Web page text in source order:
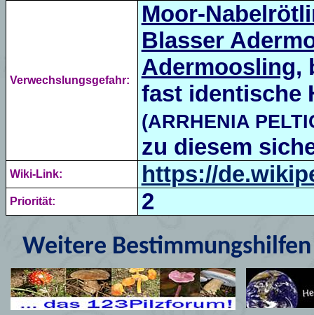
Verwechslungsgefahr:
Moor-
Blasser
Adermoosling,
fast identische
(ARRHENIA
zu diesem
Wiki-Link: https://
Priorität: 2
Weitere